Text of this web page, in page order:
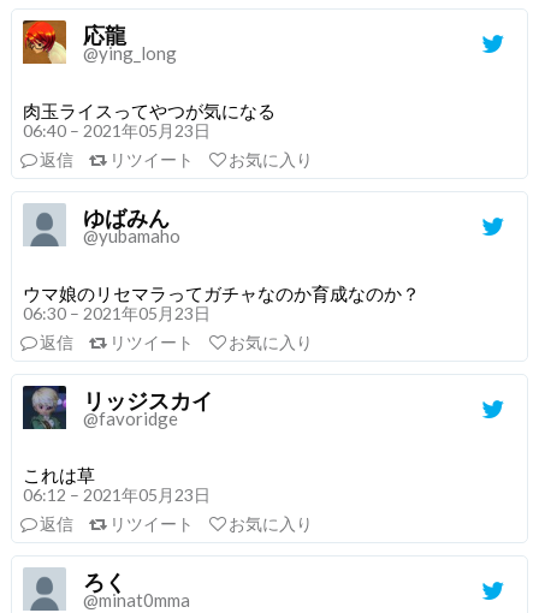
応龍
@ying_long
肉玉ライスってやつが気になる
06:40 – 2021年05月23日
返信
リツイート お気に入り
ゆばみん
@yubamaho
ウマ娘のリセマラってガチャなのか育成なのか？
06:30 – 2021年05月23日
返信
リツイート お気に入り
リッジスカイ
@favoridge
これは草
06:12 – 2021年05月23日
返信
リツイート お気に入り
ろく
@minat0mma